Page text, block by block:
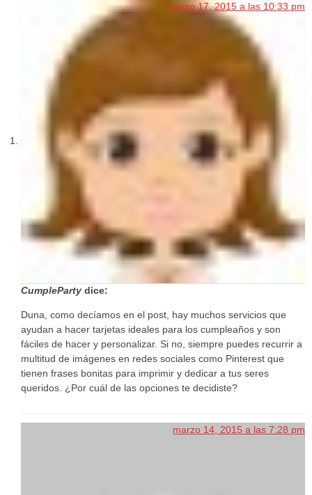
CumpleParty dice:
marzo 17, 2015 a las 10:33 pm
Duna, como decíamos en el post, hay muchos servicios que
ayudan a hacer tarjetas ideales para los cumpleaños y son
fáciles de hacer y personalizar. Si no, siempre puedes recurrir a
multitud de imágenes en redes sociales como Pinterest que
tienen frases bonitas para imprimir y dedicar a tus seres
queridos. ¿Por cuál de las opciones te decidiste?
marzo 14, 2015 a las 7:28 pm